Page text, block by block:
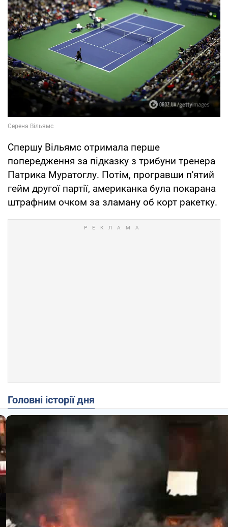
Спершу Вільямс отримала перше
попередження за підказку з трибуни тренера
Патрика Муратоглу. Потім, програвши п'ятий
гейм другої партії, американка була покарана
штрафним очком за зламану об корт ракетку.
Головні історії дня